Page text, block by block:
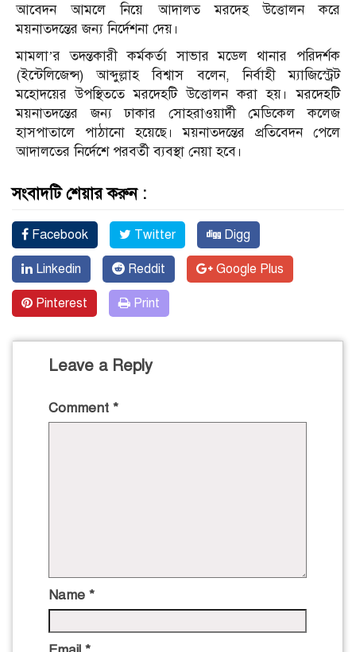
আবেদন আমলে নিয়ে আদালত মরদেহ উত্তোলন করে
ময়নাতদন্তের জন্য নির্দেশনা দেয়।
মামলা’র তদন্তকারী কর্মকর্তা সাভার মডেল থানার পরিদর্শক
(ইন্টেলিজেন্স) আব্দুল্লাহ বিশ্বাস বলেন, নির্বাহী ম্যাজিস্ট্রেট
মহোদয়ের উপস্থিততে মরদেহটি উত্তোলন করা হয়। মরদেহটি
ময়নাতদন্তের জন্য ঢাকার সোহরাওয়ার্দী মেডিকেল কলেজ
হাসপাতালে পাঠানো হয়েছে। ময়নাতদন্তের প্রতিবেদন পেলে
আদালতের নির্দেশে পরবর্তী ব্যবস্থা নেয়া হবে।
সংবাদটি শেয়ার করুন :
Facebook Twitter Digg
Linkedin Reddit Google Plus
Pinterest Print
Leave a Reply
Comment *
Name *